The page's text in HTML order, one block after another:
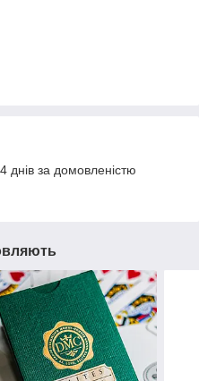
днів за домовленістю